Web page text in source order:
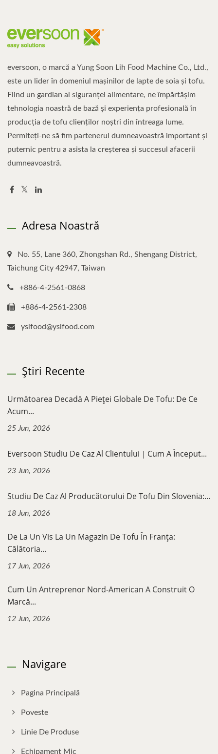
eversoon, o marcă a Yung Soon Lih Food Machine Co., Ltd.,
este un lider în domeniul mașinilor de lapte de soia și tofu.
Fiind un gardian al siguranței alimentare, ne împărtășim
tehnologia noastră de bază și experiența profesională în
producția de tofu clienților noștri din întreaga lume.
Permiteți-ne să fim partenerul dumneavoastră important și
puternic pentru a asista la creșterea și succesul afacerii
dumneavoastră.
Adresa Noastră
No. 55, Lane 360, Zhongshan Rd., Shengang District,
Taichung City 42947, Taiwan
+886-4-2561-0868
+886-4-2561-2308
yslfood@yslfood.com
Știri Recente
Următoarea Decadă A Pieței Globale De Tofu: De Ce
Acum...
25 Jun, 2026
Eversoon Studiu De Caz Al Clientului｜Cum A Început...
23 Jun, 2026
Studiu De Caz Al Producătorului De Tofu Din Slovenia:...
18 Jun, 2026
De La Un Vis La Un Magazin De Tofu În Franța:
Călătoria...
17 Jun, 2026
Cum Un Antreprenor Nord-American A Construit O
Marcă...
12 Jun, 2026
Navigare
Pagina Principală
Poveste
Linie De Produse
Echipament Mic